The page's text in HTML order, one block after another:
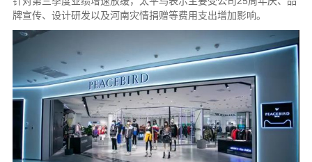
牌宣传、设计研发以及河南灾情捐赠等费用支出增加影响。